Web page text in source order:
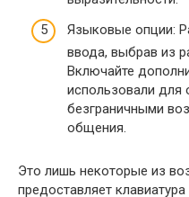
Языковые опции:
ввода, выбрав из
Включайте
использовали для
безграничными
общения.
Это лишь некоторые из
предоставляет